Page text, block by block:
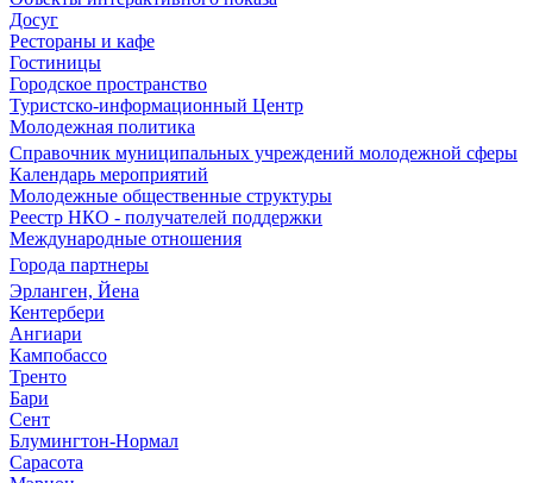
Досуг
Рестораны и кафе
Гостиницы
Городское пространство
Туристско-информационный Центр
Молодежная политика
Справочник муниципальных учреждений молодежной сферы
Календарь мероприятий
Молодежные общественные структуры
Реестр НКО - получателей поддержки
Международные отношения
Города партнеры
Эрланген, Йена
Кентербери
Ангиари
Кампобассо
Тренто
Бари
Сент
Блумингтон-Нормал
Сарасота